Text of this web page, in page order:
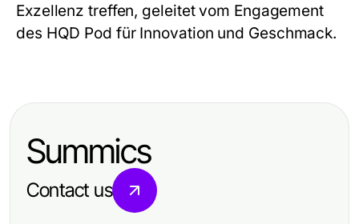
Exzellenz treffen, geleitet vom Engagement
des HQD Pod für Innovation und Geschmack.
Summics
Contact us